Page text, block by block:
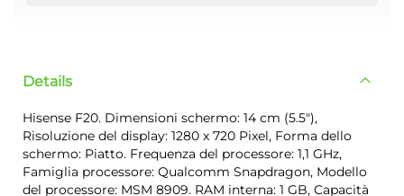
Details
Hisense F20. Dimensioni schermo: 14 cm (5.5"),
Risoluzione del display: 1280 x 720 Pixel, Forma dello
schermo: Piatto. Frequenza del processore: 1,1 GHz,
Famiglia processore: Qualcomm Snapdragon, Modello
del processore: MSM 8909. RAM interna: 1 GB, Capacità